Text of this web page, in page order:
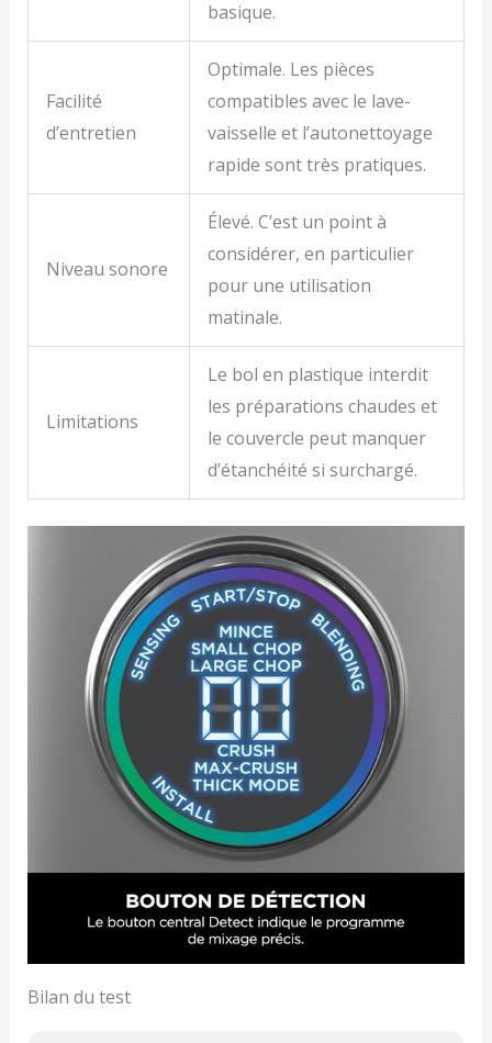
basique.
Facilité
d’entretien
Optimale. Les pièces
compatibles avec le lave-
vaisselle et l’autonettoyage
rapide sont très pratiques.
Niveau sonore
Élevé. C’est un point à
considérer, en particulier
pour une utilisation
matinale.
Limitations
Le bol en plastique interdit
les préparations chaudes et
le couvercle peut manquer
d’étanchéité si surchargé.
Bilan du test